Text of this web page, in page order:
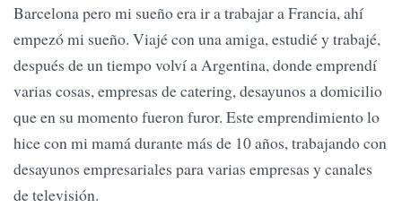
Barcelona pero mi sueño era ir a trabajar a Francia, ahí
empezó mi sueño. Viajé con una amiga, estudié y trabajé,
después de un tiempo volví a Argentina, donde emprendí
varias cosas, empresas de catering, desayunos a domicilio
que en su momento fueron furor. Este emprendimiento lo
hice con mi mamá durante más de 10 años, trabajando con
desayunos empresariales para varias empresas y canales
de televisión.